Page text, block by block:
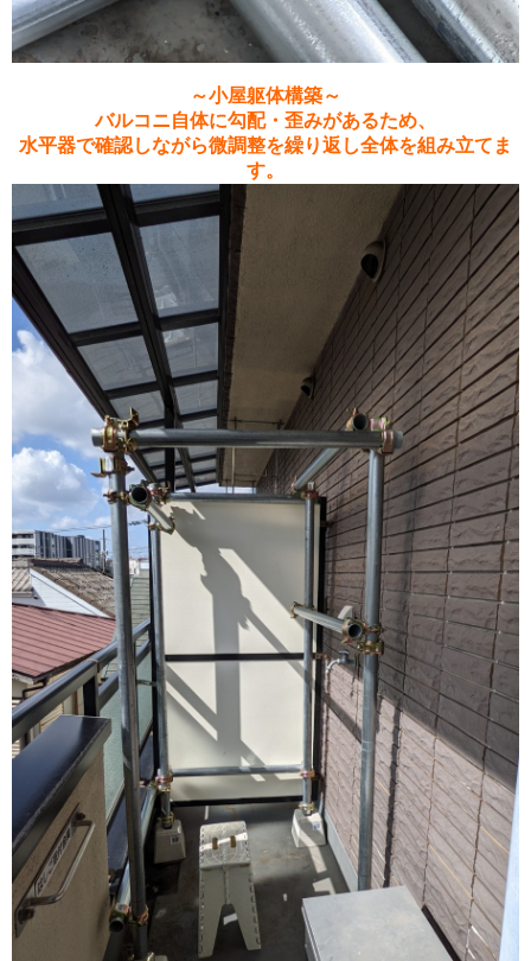
～小屋躯体構築～
バルコニ自体に勾配・歪みがあるため、
水平器で確認しながら微調整を繰り返し全体を組み立てま
す。